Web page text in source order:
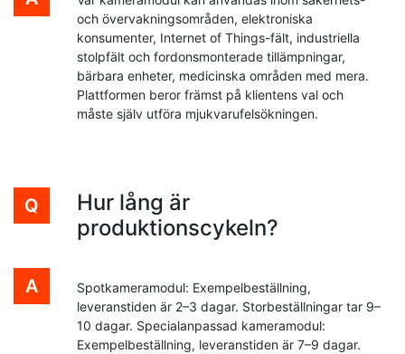
och övervakningsområden, elektroniska
konsumenter, Internet of Things-fält, industriella
stolpfält och fordonsmonterade tillämpningar,
bärbara enheter, medicinska områden med mera.
Plattformen beror främst på klientens val och
måste själv utföra mjukvarufelsökningen.
Hur lång är
produktionscykeln?
Spotkameramodul: Exempelbeställning,
leveranstiden är 2–3 dagar. Storbeställningar tar 9–
10 dagar. Specialanpassad kameramodul:
Exempelbeställning, leveranstiden är 7–9 dagar.